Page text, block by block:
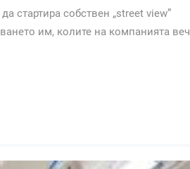
стартира собствен „street view”
им, колите на компанията